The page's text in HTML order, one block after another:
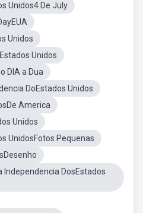
Unidos4 De July
Unidos
Unidos
DIA a Dua
DoEstados Unidos
America
Unidos
UnidosFotos Pequenas
Independencia DosEstados